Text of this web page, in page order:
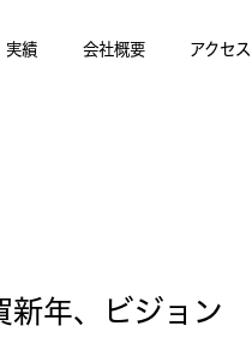
実績 会社概要 アクセス
年、ビジョン